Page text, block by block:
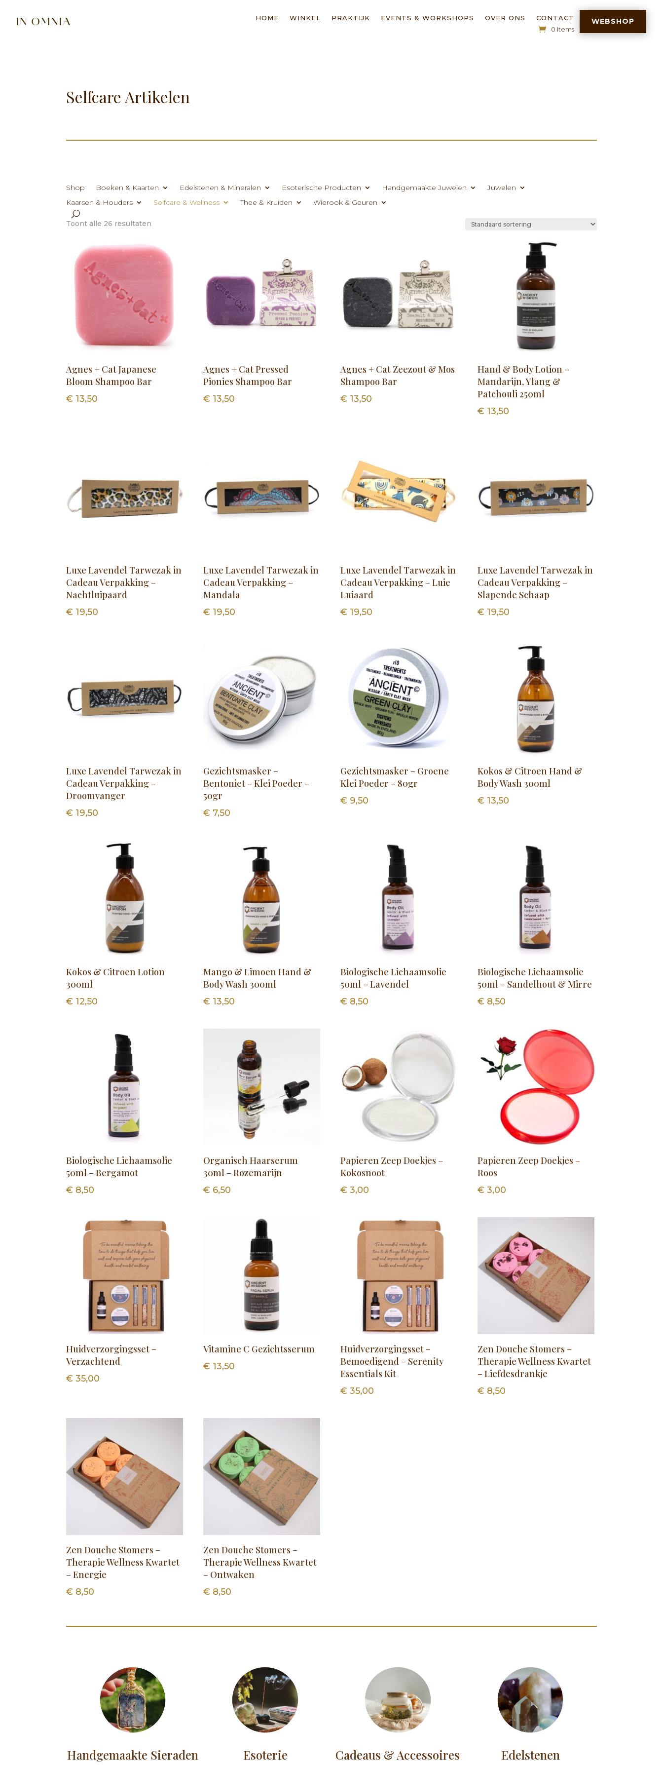
HOME WINKEL PRAKTIJK EVENTS & WORKSHOPS OVER ONS
CONTACT
0 Items
WEBSHOP
Selfcare Artikelen
Shop Boeken & Kaarten Edelstenen & Mineralen Esoterische Producten Handgemaakte Juwelen
Juwelen
Kaarsen & Houders
Selfcare & Wellness Thee & Kruiden Wierook & Geuren
Toont alle 26 resultaten
Agnes + Cat Japanese
Bloom Shampoo Bar
€ 13,50
Agnes + Cat Pressed
Pionies Shampoo Bar
€ 13,50
Agnes + Cat Zeezout & Mos
Shampoo Bar
€ 13,50
Hand & Body Lotion –
Mandarijn, Ylang &
Patchouli 250ml
€ 13,50
Luxe Lavendel Tarwezak in
Cadeau Verpakking –
Nachtluipaard
€ 19,50
Luxe Lavendel Tarwezak in
Cadeau Verpakking –
Mandala
€ 19,50
Luxe Lavendel Tarwezak in
Cadeau Verpakking – Luie
Luiaard
€ 19,50
Luxe Lavendel Tarwezak in
Cadeau Verpakking –
Slapende Schaap
€ 19,50
Luxe Lavendel Tarwezak in
Cadeau Verpakking –
Droomvanger
€ 19,50
Gezichtsmasker –
Bentoniet – Klei Poeder –
50gr
€ 7,50
Gezichtsmasker – Groene
Klei Poeder – 80gr
€ 9,50
Kokos & Citroen Hand &
Body Wash 300ml
€ 13,50
Kokos & Citroen Lotion
300ml
€ 12,50
Mango & Limoen Hand &
Body Wash 300ml
€ 13,50
Biologische Lichaamsolie
50ml – Lavendel
€ 8,50
Biologische Lichaamsolie
50ml – Sandelhout & Mirre
€ 8,50
Biologische Lichaamsolie
50ml – Bergamot
€ 8,50
Organisch Haarserum
30ml – Rozemarijn
€ 6,50
Papieren Zeep Doekjes –
Kokosnoot
€ 3,00
Papieren Zeep Doekjes –
Roos
€ 3,00
Huidverzorgingsset –
Verzachtend
€ 35,00
Vitamine C Gezichtsserum
€ 13,50
Huidverzorgingsset –
Bemoedigend – Serenity
Essentials Kit
€ 35,00
Zen Douche Stomers –
Therapie Wellness Kwartet
– Liefdesdrankje
€ 8,50
Zen Douche Stomers –
Therapie Wellness Kwartet
– Energie
€ 8,50
Zen Douche Stomers –
Therapie Wellness Kwartet
– Ontwaken
€ 8,50
Handgemaakte Sieraden Esoterie Cadeaus & Accessoires Edelstenen